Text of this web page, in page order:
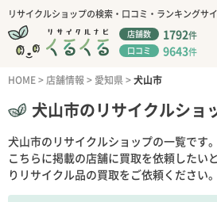
リサイクルショップの検索・口コミ・ランキングサ
店舗数 1792件
口コミ 9643件
HOME>店舗情報 > 愛知県>犬山市
犬山市のリサイクルショ
犬山市のリサイクルショップの一覧です。
こちらに掲載の店舗に買取を依頼したい
りリサイクル品の買取をご依頼ください。